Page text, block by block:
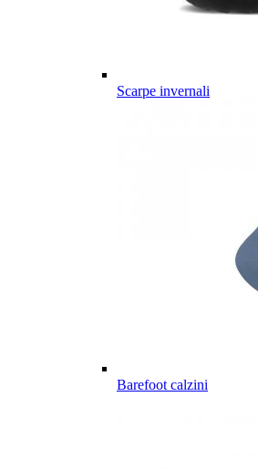
Scarpe invernali
Barefoot calzini